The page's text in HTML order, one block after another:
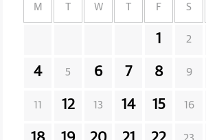
M T W T F S
1 2
4 5 6 7 8 9
11 12 13 14 15 16